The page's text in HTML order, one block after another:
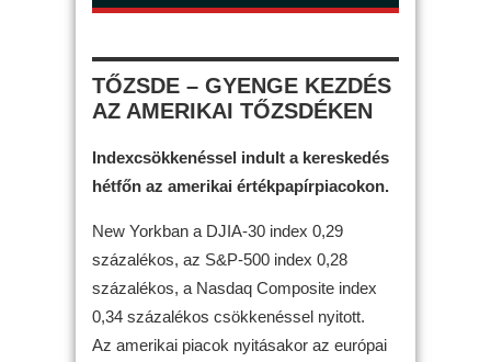
TŐZSDE – GYENGE KEZDÉS
AZ AMERIKAI TŐZSDÉKEN
Indexcsökkenéssel indult a kereskedés
hétfőn az amerikai értékpapírpiacokon.
New Yorkban a DJIA-30 index 0,29
százalékos, az S&P-500 index 0,28
százalékos, a Nasdaq Composite index
0,34 százalékos csökkenéssel nyitott.
Az amerikai piacok nyitásakor az európai